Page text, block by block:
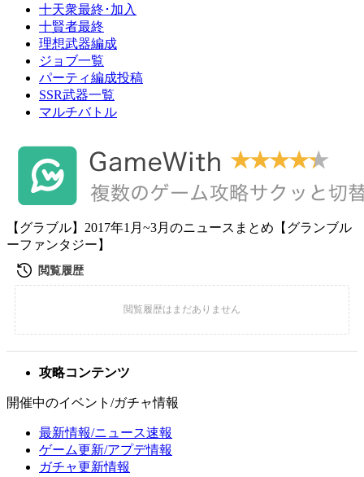
十天衆最終･加入
十賢者最終
理想武器編成
ジョブ一覧
パーティ編成投稿
SSR武器一覧
マルチバトル
【グラブル】2017年1月~3月のニュースまとめ【グランブル
ーファンタジー】
攻略コンテンツ
開催中のイベント/ガチャ情報
最新情報/ニュース速報
ゲーム更新/アプデ情報
ガチャ更新情報